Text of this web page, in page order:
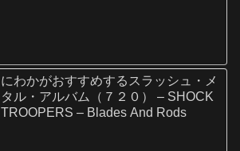
にわかがおすすめするスラッシュ・メ
タル・アルバム（７２０） – SHOCK
TROOPERS – Blades And Rods